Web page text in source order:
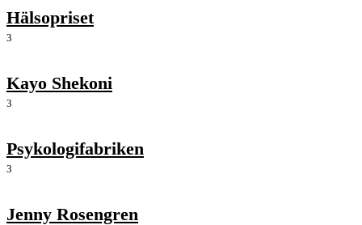
Hälsopriset
3
Kayo Shekoni
3
Psykologifabriken
3
Jenny Rosengren